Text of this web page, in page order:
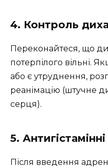
4. Контроль
Переконайтеся, що
потерпілого вільні.
або є утруднення,
реанімацію (штучне
серця).
5.
Після введення